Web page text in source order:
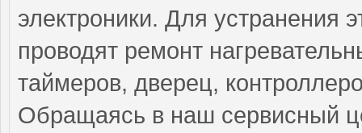
электроники. Для устранения
проводят ремонт
таймеров, дверец,
Обращаясь в наш сервисный